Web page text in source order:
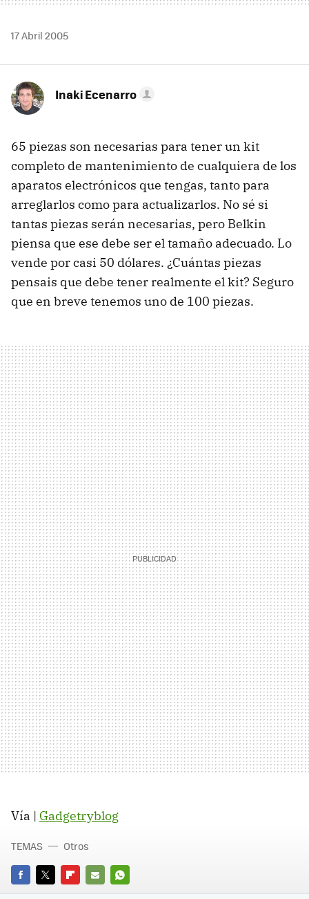
17 Abril 2005
Inaki Ecenarro
65 piezas son necesarias para tener un kit
completo de mantenimiento de cualquiera de los
aparatos electrónicos que tengas, tanto para
arreglarlos como para actualizarlos. No sé si
tantas piezas serán necesarias, pero Belkin
piensa que ese debe ser el tamaño adecuado. Lo
vende por casi 50 dólares. ¿Cuántas piezas
pensais que debe tener realmente el kit? Seguro
que en breve tenemos uno de 100 piezas.
Vía | Gadgetryblog
FACEBOOK
TWITTERFLIPBOARD
E- WHATSAPP
TEMAS Otros